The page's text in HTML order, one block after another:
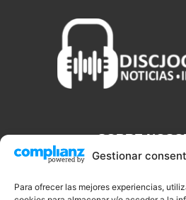
Gestionar
Para ofrecer las mejores experiencias,
SOBRE
que necesitas saber sobre noticias,